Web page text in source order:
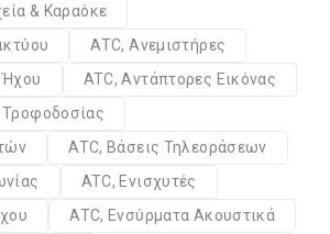
& Καραόκε
ATC, Ανεμιστήρες
Ήχου
ATC, Αντάπτορες Εικόνας
ATC, Βάσεις Τηλεοράσεων
ATC, Ενισχυτές
ATC, Ενσύρματα Ακουστικά